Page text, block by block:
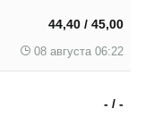
44,40 / 45,00
08 августа 06:22
- / -